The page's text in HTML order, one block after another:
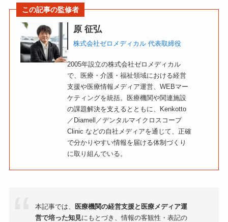
この記事の監修者
原 征弘
株式会社ゼロメディカル 代表取締役
2005年設立の株式会社ゼロメディカル
で、医療・介護・福祉領域における経営
支援や医療情報メディア運営、WEBマー
ケティングを統括。医療機関や関連施設
の課題解決を支えるとともに、Kenkotto
／Diamell／デンタルマイクロスコープ
Clinic などの自社メディアを通じて、正確
で分かりやすい情報を届ける体制づくり
に取り組んでいる。
本記事では、
医療機関の経営支援と医療メディア運
営で培った知見にもとづき、情報の客観性・表記の